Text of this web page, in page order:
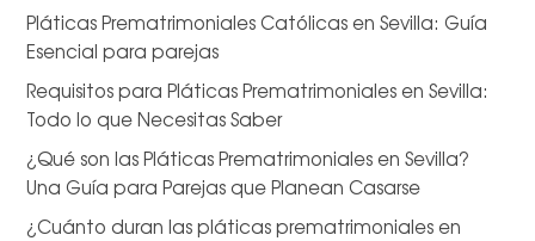
Pláticas Prematrimoniales Católicas en Sevilla: Guía
Esencial para parejas
Requisitos para Pláticas Prematrimoniales en Sevilla:
Todo lo que Necesitas Saber
¿Qué son las Pláticas Prematrimoniales en Sevilla?
Una Guía para Parejas que Planean Casarse
¿Cuánto duran las pláticas prematrimoniales en